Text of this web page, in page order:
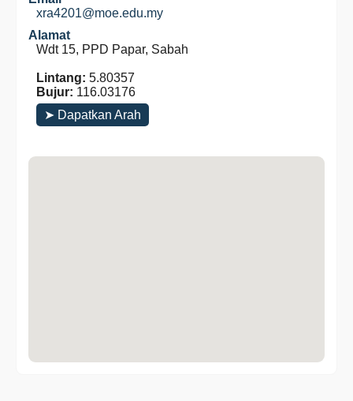
xra4201@moe.edu.my
Alamat
Wdt 15, PPD Papar, Sabah
Lintang: 5.80357
Bujur: 116.03176
➤ Dapatkan Arah